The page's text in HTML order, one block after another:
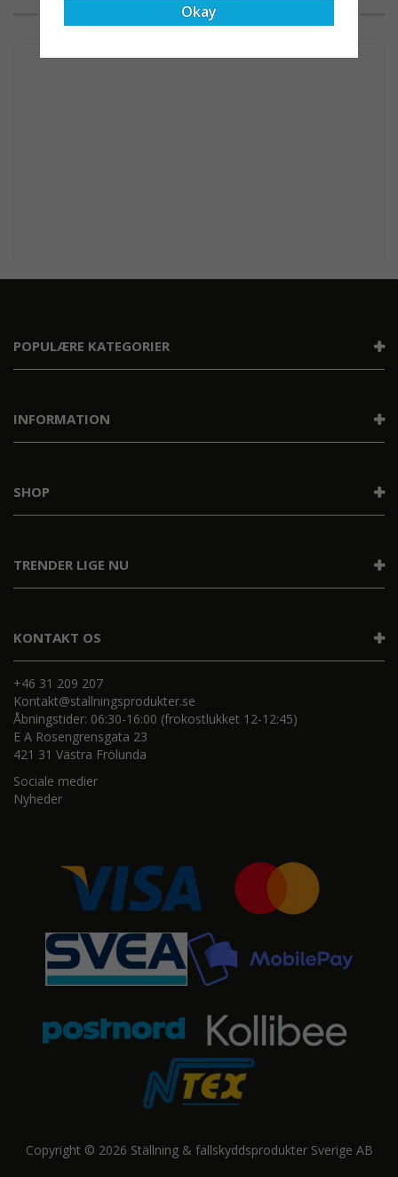
HVAD VORES KUNDER SIGER
KONTAKT OS
+46 31 209 207
Kontakt@stallningsprodukter.se
Åbningstider: 06:30-16:00 (frokostlukket 12-12:45)
E A Rosengrensgata 23
421 31 Västra Frölunda
Sociale medier
Nyheder
POPULÆRE KATEGORIER
INFORMATION
TRENDER LIGE NU
SHOP
Copyright © 2026 Ställning & fallskyddsprodukter Sverige AB
Okay